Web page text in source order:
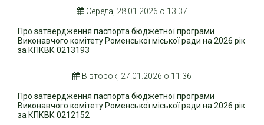
Середа, 28.01.2026 о 13:37
Про затвердження паспорта бюджетної програми
Виконавчого комітету Роменської міської ради на 2026 рік
за КПКВК 0213193
Вівторок, 27.01.2026 о 11:36
Про затвердження паспорта бюджетної програми
Виконавчого комітету Роменської міської ради на 2026 рік
за КПКВК 0212152